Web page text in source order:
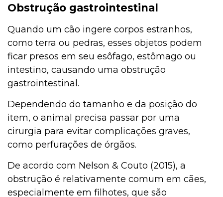
Obstrução gastrointestinal
Quando um cão ingere corpos estranhos,
como terra ou pedras, esses objetos podem
ficar presos em seu esôfago, estômago ou
intestino, causando uma obstrução
gastrointestinal.
Dependendo do tamanho e da posição do
item, o animal precisa passar por uma
cirurgia para evitar complicações graves,
como perfurações de órgãos.
De acordo com Nelson & Couto (2015), a
obstrução é relativamente comum em cães,
especialmente em filhotes, que são